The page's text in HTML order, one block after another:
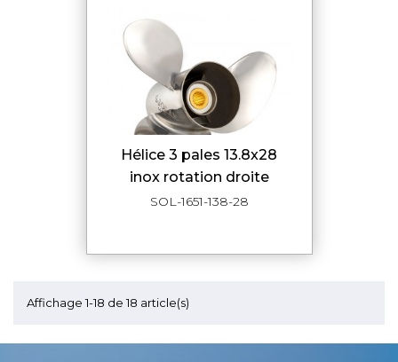
hélice 3 pales 13.8x28
inox rotation droite
SOL-1651-138-28
Affichage 1-18 de 18 article(s)